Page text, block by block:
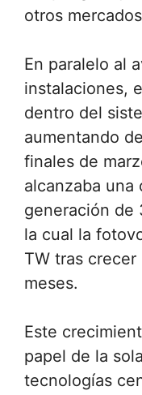
otros
En paralelo al
instalaciones,
dentro del
aumentando
finales de
alcanzaba una
generación de
la cual la
TW tras
meses.
Este
papel de la
tecnologías